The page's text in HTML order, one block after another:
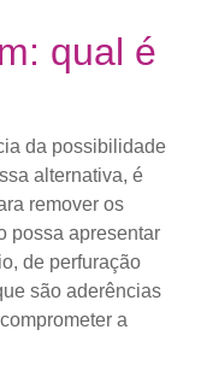
qual é
da possibilidade
alternativa, é
remover os
possa apresentar
de perfuração
são aderências
a